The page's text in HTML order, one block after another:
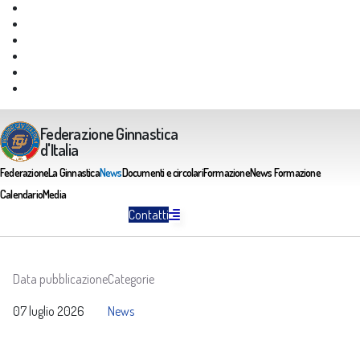
Federazione Ginnastica
d'Italia
FederazioneLa GinnasticaNewsDocumenti e circolariFormazioneNews Formazione
CalendarioMedia
Contatti
Data pubblicazione
07 luglio 2026
Categorie
News